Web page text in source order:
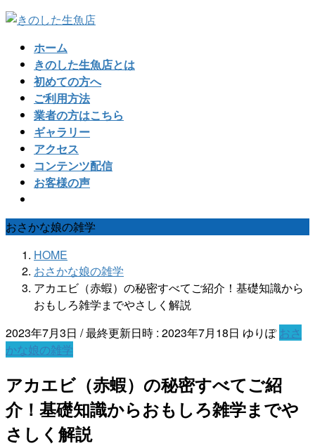
コ
ナ
ホーム
きのした生魚店とは
初めての方へ
ご利用方法
業者の方はこちら
ギャラリー
アクセス
コンテンツ配信
お客様の声
おさかな娘の雑学
HOME
おさかな娘の雑学
アカエビ（赤蝦）の秘密すべてご紹介！基礎知識から
おもしろ雑学までやさしく解説
2023年7月3日 / 最終更新日時 : 2023年7月18日 ゆりぽ おさ
かな娘の雑学
アカエビ（赤蝦）の秘密すべてご紹
介！基礎知識からおもしろ雑学までや
さしく解説